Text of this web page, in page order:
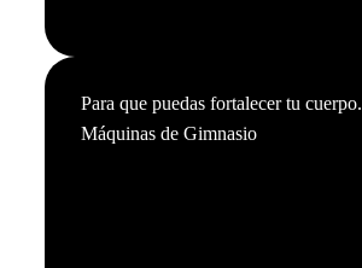
Para que puedas fortalecer tu cuerpo.
Máquinas de Gimnasio